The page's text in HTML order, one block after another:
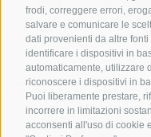
frodi, correggere errori,
salvare e comunicare le
dati provenienti da altre
identificare i dispositivi in
automaticamente, utilizzare
riconoscere i dispositivi in
Puoi liberamente prestare,
incorrere in limitazioni
acconsenti all'uso di cookie